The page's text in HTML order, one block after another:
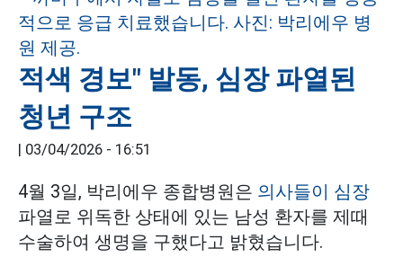
적색 경보" 발동, 심장 파열된
청년 구조
| 03/04/2026 - 16:51
4월 3일, 박리에우 종합병원은 의사들이 심장
파열로 위독한 상태에 있는 남성 환자를 제때
수술하여 생명을 구했다고 밝혔습니다.